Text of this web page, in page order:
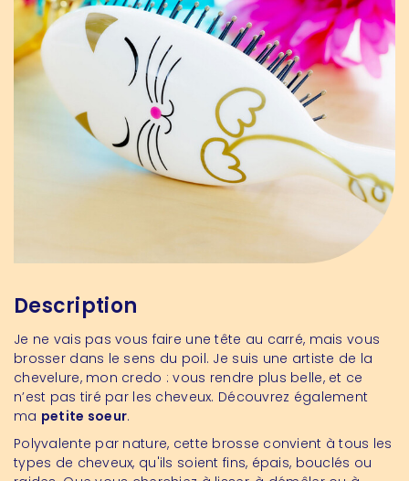
Description
Je ne vais pas vous faire une tête au carré, mais vous
brosser dans le sens du poil. Je suis une artiste de la
chevelure, mon credo : vous rendre plus belle, et ce
n’est pas tiré par les cheveux. Découvrez également
ma petite soeur.
Polyvalente par nature, cette brosse convient à tous les
types de cheveux, qu'ils soient fins, épais, bouclés ou